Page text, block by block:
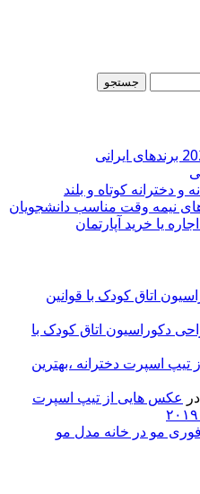
و دخترانه کوتاه و بلند
نیمه وقت مناسب دانشجویان
یا خرید آپارتمان
اتاق کودک با قوانین
دکوراسیون اتاق کودک با
اسپرت دخترانه ،بهترین
در عکس هایی از تیپ اسپرت
مو در خانه مدل مو